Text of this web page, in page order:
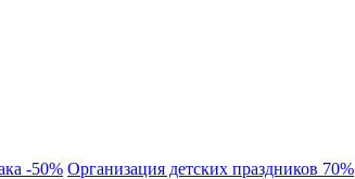
-50% Организация детских праздников 70%